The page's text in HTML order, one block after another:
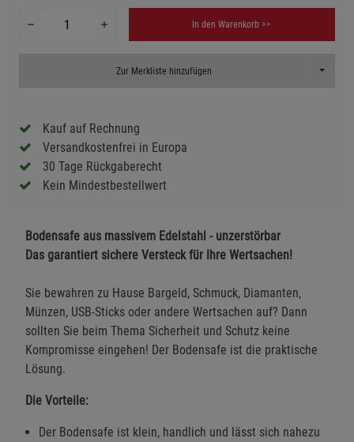
In den Warenkorb >>
Zur Merkliste hinzufügen Toggle
Kauf auf Rechnung
Versandkostenfrei in Europa
30 Tage Rückgaberecht
Kein Mindestbestellwert
Bodensafe aus massivem Edelstahl - unzerstörbar
Das garantiert sichere Versteck für Ihre Wertsachen!
Sie bewahren zu Hause Bargeld, Schmuck, Diamanten,
Münzen, USB-Sticks oder andere Wertsachen auf? Dann
sollten Sie beim Thema Sicherheit und Schutz keine
Kompromisse eingehen! Der Bodensafe ist die praktische
Lösung.
Die Vorteile:
Der Bodensafe ist klein, handlich und lässt sich nahezu